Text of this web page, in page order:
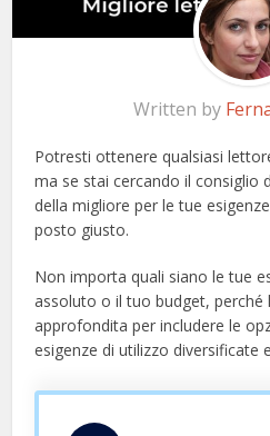
Written by
Potresti ottenere qualsiasi
ma se stai cercando il consiglio
della migliore per le tue
posto giusto.
Non importa quali siano le tue
assoluto o il tuo budget, perché
approfondita per includere le
esigenze di utilizzo diversificate